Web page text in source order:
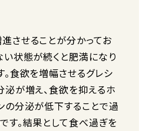
させることが分かってお
い状態が続くと肥満になり
食欲を増幅させるグレシ
泌が増え、食欲を抑えるホ
の分泌が低下することで過
す。結果として食べ過ぎを